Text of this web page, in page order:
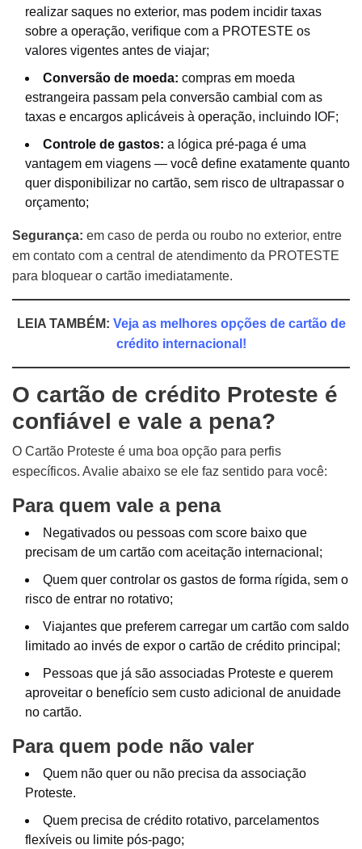
realizar saques no exterior, mas podem incidir taxas
sobre a operação, verifique com a PROTESTE os
valores vigentes antes de viajar;
Conversão de moeda: compras em moeda
estrangeira passam pela conversão cambial com as
taxas e encargos aplicáveis à operação, incluindo IOF;
Controle de gastos: a lógica pré-paga é uma
vantagem em viagens — você define exatamente quanto
quer disponibilizar no cartão, sem risco de ultrapassar o
orçamento;
Segurança: em caso de perda ou roubo no exterior, entre
em contato com a central de atendimento da PROTESTE
para bloquear o cartão imediatamente.
LEIA TAMBÉM: Veja as melhores opções de cartão de
crédito internacional!
O cartão de crédito Proteste é
confiável e vale a pena?
O Cartão Proteste é uma boa opção para perfis
específicos. Avalie abaixo se ele faz sentido para você:
Para quem vale a pena
Negativados ou pessoas com score baixo que
precisam de um cartão com aceitação internacional;
Quem quer controlar os gastos de forma rígida, sem o
risco de entrar no rotativo;
Viajantes que preferem carregar um cartão com saldo
limitado ao invés de expor o cartão de crédito principal;
Pessoas que já são associadas Proteste e querem
aproveitar o benefício sem custo adicional de anuidade
no cartão.
Para quem pode não valer
Quem não quer ou não precisa da associação
Proteste.
Quem precisa de crédito rotativo, parcelamentos
flexíveis ou limite pós-pago;